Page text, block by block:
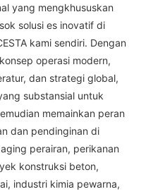
yang mengkhususkan
solusi es inovatif di
kami sendiri. Dengan
operasi modern,
dan strategi global,
substansial untuk
memainkan peran
dan pendinginan di
perairan, perikanan
konstruksi beton,
industri kimia pewarna,